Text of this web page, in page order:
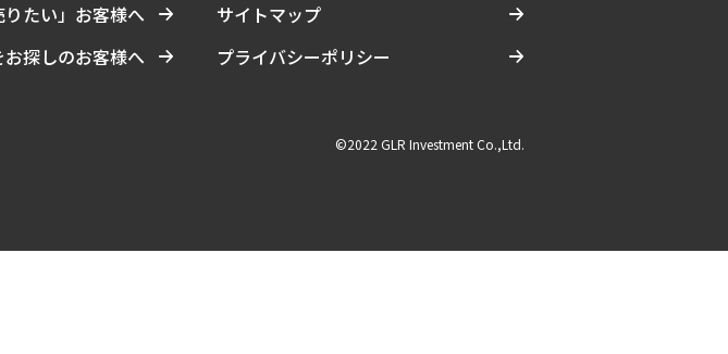
たい」お客様へ
探しのお客様へ
サイトマップ
プライバシーポリシー
©2022 GLR Investment Co.,Ltd.